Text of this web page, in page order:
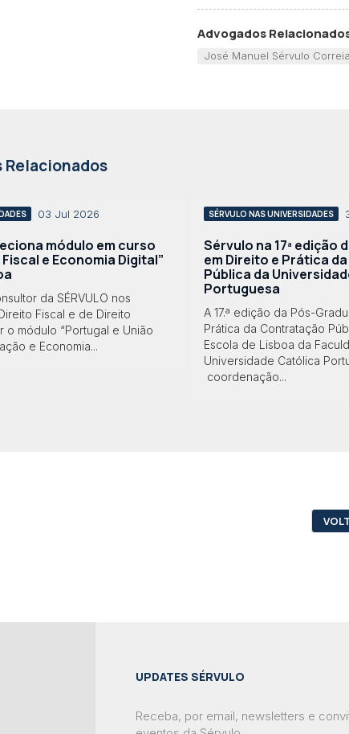
Advogados
José Manuel Sérvulo Correia
03 Jul 2026
módulo em curso
e Economia Digital”
da SÉRVULO nos
Fiscal e de Direito
o módulo “Portugal e União
e Economia...
SÉRVULO NAS UNIVERSIDADES
Sérvulo na 17ª edição
em Direito e Prática
Pública da
Portuguesa
A 17.ª edição da Pós-
Prática da Contratação
Escola de Lisboa da
Universidade Católica
coordenação...
UPDATES SÉRVULO
Receba, por email, newsletters e